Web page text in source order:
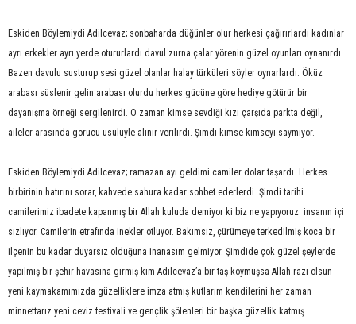
Eskiden Böylemiydi Adilcevaz; sonbaharda düğünler olur herkesi çağırırlardı kadınlar
ayrı erkekler ayrı yerde otururlardı davul zurna çalar yörenin güzel oyunları oynanırdı.
Bazen davulu susturup sesi güzel olanlar halay türküleri söyler oynarlardı. Öküz
arabası süslenir gelin arabası olurdu herkes gücüne göre hediye götürür bir
dayanışma örneği sergilenirdi. O zaman kimse sevdiği kızı çarşıda parkta değil,
aileler arasında görücü usulüyle alınır verilirdi. Şimdi kimse kimseyi saymıyor.
Eskiden Böylemiydi Adilcevaz; ramazan ayı geldimi camiler dolar taşardı. Herkes
birbirinin hatırını sorar, kahvede sahura kadar sohbet ederlerdi. Şimdi tarihi
camilerimiz ibadete kapanmış bir Allah kuluda demiyor ki biz ne yapıyoruz insanın içi
sızlıyor. Camilerin etrafında inekler otluyor. Bakımsız, çürümeye terkedilmiş koca bir
ilçenin bu kadar duyarsız olduğuna inanasım gelmiyor. Şimdide çok güzel şeylerde
yapılmış bir şehir havasına girmiş kim Adilcevaz’a bir taş koymuşsa Allah razı olsun
yeni kaymakamımızda güzelliklere imza atmış kutlarım kendilerini her zaman
minnettarız yeni ceviz festivali ve gençlik şölenleri bir başka güzellik katmış.